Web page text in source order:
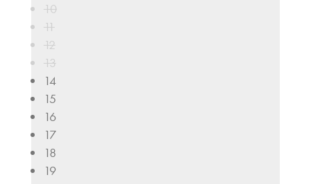
10
11
12
13
14
15
16
17
18
19